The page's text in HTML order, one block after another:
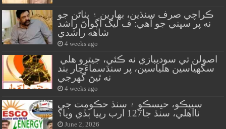
ڪراچي صرف سنڌين، بهارين ۽ پٺاڻن جو
نه پر سڀني جو آهي: ف ليگ اڳواڻ راشد
شاهه راشدي
4 weeks ago
سگهياسين هلياسين، پر سنڌسماءَچار بند
نه ٿيڻ گهرجي
4 weeks ago
سيپڪو، حيسڪو ۽ سنڌ حڪومت جي
نااهلي، سنڌ جا127 ارب رپيا ٻڏي ويا؟
June 2, 2026